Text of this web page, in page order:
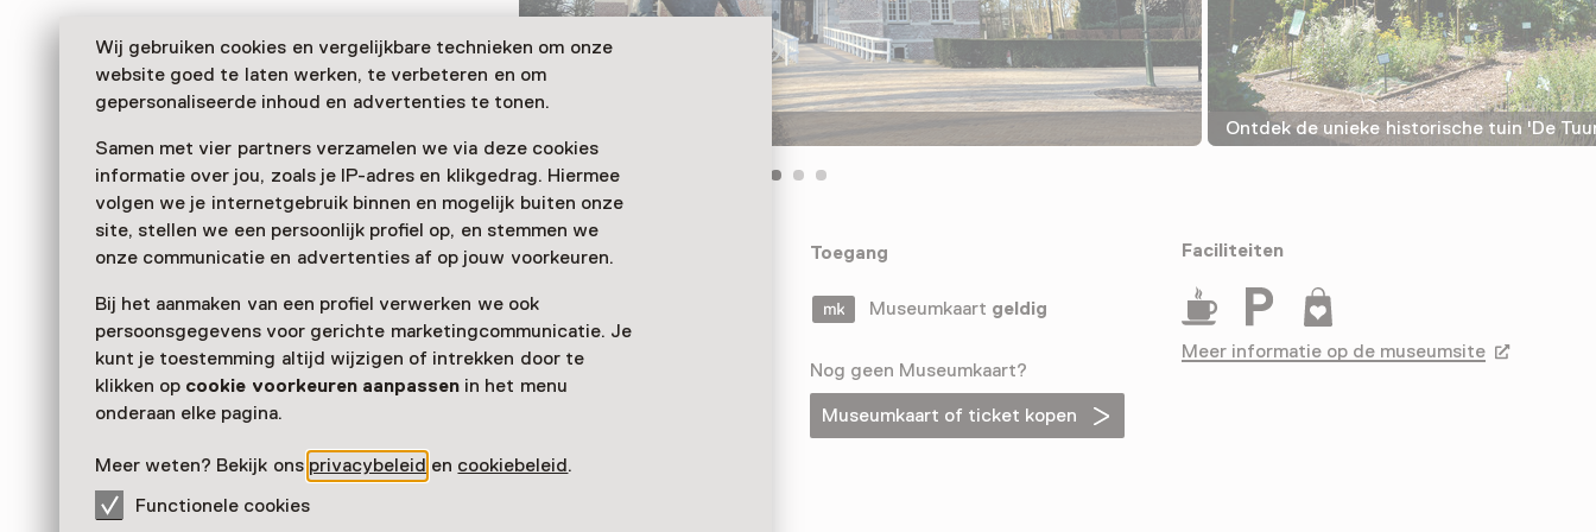
Wij gebruiken cookies en vergelijkbare technieken om onze
website goed te laten werken, te verbeteren en om
gepersonaliseerde inhoud en advertenties te tonen.
Samen met vier partners verzamelen we via deze cookies
informatie over jou, zoals je IP-adres en klikgedrag. Hiermee
volgen we je internetgebruik binnen en mogelijk buiten onze
site, stellen we een persoonlijk profiel op, en stemmen we
onze communicatie en advertenties af op jouw voorkeuren.
Bij het aanmaken van een profiel verwerken we ook
persoonsgegevens voor gerichte marketingcommunicatie. Je
kunt je toestemming altijd wijzigen of intrekken door te
klikken op cookie voorkeuren aanpassenin het menu
onderaan elke pagina.
Meer weten? Bekijk ons privacybeleid en cookiebeleid.
Functionele cookies
Ontdek de unieke historische tuin 'De
Das Museum Schloss Wijchen zeigt Museumsschätze aus der
Museumsgarten De Tuun gibt es alte landwirtschaftliche
Kulturpflanzen zu sehen, spüren und riechen.
Verder lezen
Toegang
Museumkaart geldig
Nog geen Museumkaart?
Museumkaart of ticket kopen
Faciliteiten
Drinken Parkeergelegenheid voor auto's
Museumwinkel
Meer informatie op de museumsite Opent in